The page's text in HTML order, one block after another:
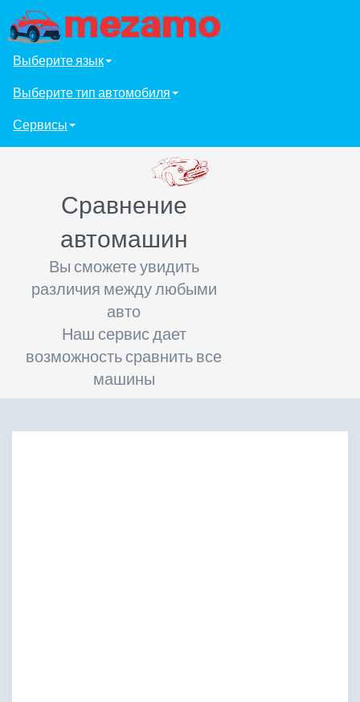
Выберите язык
Выберите тип автомобиля
Сервисы
Сравнение
автомашин
Вы сможете увидить
различия между любыми
авто
Наш сервис дает
возможность сравнить все
машины